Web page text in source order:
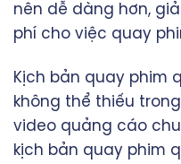
nên dễ dàng hơn,
phí cho việc quay
Kịch bản quay phim
không thể thiếu
video quảng cáo
kịch bản quay phim